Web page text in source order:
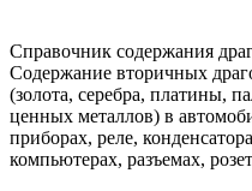
Справочник содержания
Содержание вторичных
(золота, серебра, платины,
ценных металлов) в
приборах, реле,
компьютерах, разъемах,